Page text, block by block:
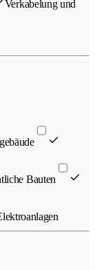
Verkabelung und
Bauten